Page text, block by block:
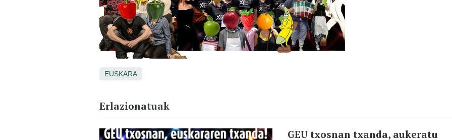
EUSKARA
Erlazionatuak
GEU txosnan txanda, aukeratu